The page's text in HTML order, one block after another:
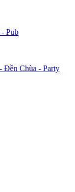
Pub
Đền Chùa - Party